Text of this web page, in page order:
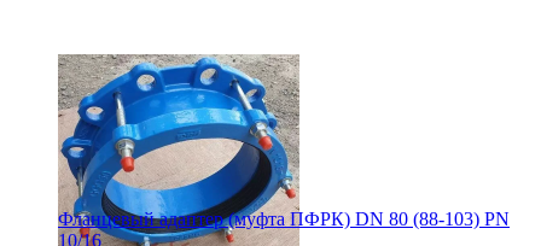
Фланцевый адаптер (муфта ПФРК) DN 80 (88-103) PN
10/16